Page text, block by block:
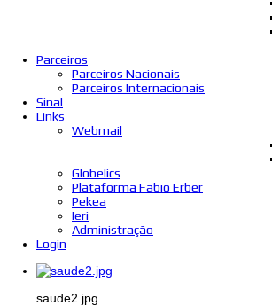
Parceiros
Parceiros Nacionais
Parceiros Internacionais
Sinal
Links
Webmail
Globelics
Plataforma Fabio Erber
Pekea
Ieri
Administração
Login
saude2.jpg